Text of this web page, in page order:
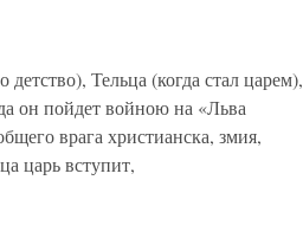
Тельца (когда стал царем),
он пойдет войною на «Льва
врага христианска, змия,
царь вступит,